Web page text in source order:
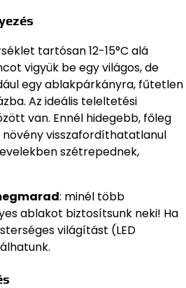
tartósan 12-15°C alá
vigyük be egy világos, de
egy ablakpárkányra, fűtetlen
Az ideális teleltetési
van. Ennél hidegebb, főleg
visszafordíthatatlanul
szétrepednek,
: minél több
ablakot biztosítsunk neki! Ha
világítást (LED